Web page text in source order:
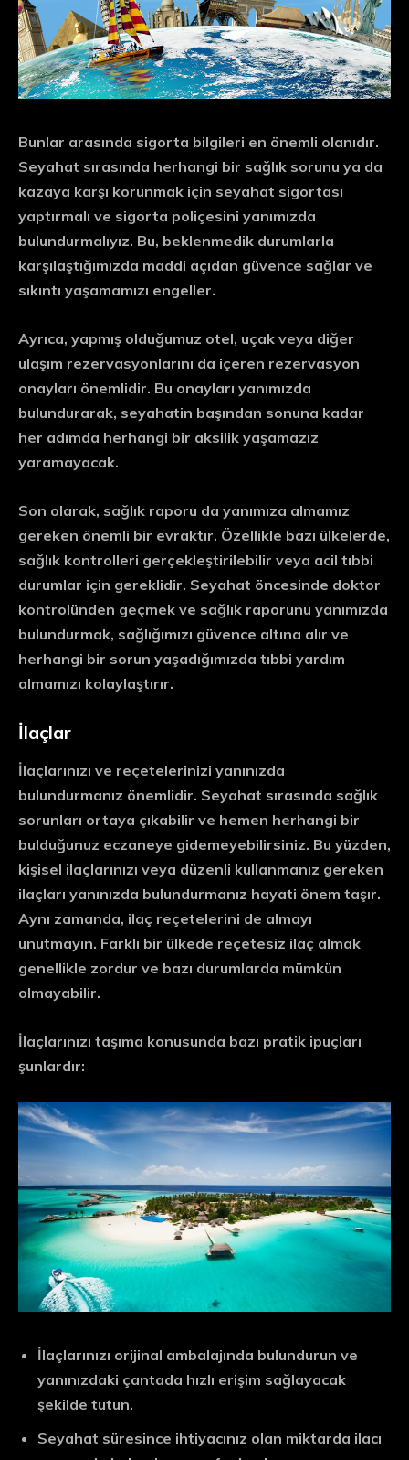
Bunlar arasında sigorta bilgileri en önemli olanıdır.
Seyahat sırasında herhangi bir sağlık sorunu ya da
kazaya karşı korunmak için seyahat sigortası
yaptırmalı ve sigorta poliçesini yanımızda
bulundurmalıyız. Bu, beklenmedik durumlarla
karşılaştığımızda maddi açıdan güvence sağlar ve
sıkıntı yaşamamızı engeller.
Ayrıca, yapmış olduğumuz otel, uçak veya diğer
ulaşım rezervasyonlarını da içeren rezervasyon
onayları önemlidir. Bu onayları yanımızda
bulundurarak, seyahatin başından sonuna kadar
her adımda herhangi bir aksilik yaşamazız
yaramayacak.
Son olarak, sağlık raporu da yanımıza almamız
gereken önemli bir evraktır. Özellikle bazı ülkelerde,
sağlık kontrolleri gerçekleştirilebilir veya acil tıbbi
durumlar için gereklidir. Seyahat öncesinde doktor
kontrolünden geçmek ve sağlık raporunu yanımızda
bulundurmak, sağlığımızı güvence altına alır ve
herhangi bir sorun yaşadığımızda tıbbi yardım
almamızı kolaylaştırır.
İlaçlar
İlaçlarınızı ve reçetelerinizi yanınızda
bulundurmanız önemlidir. Seyahat sırasında sağlık
sorunları ortaya çıkabilir ve hemen herhangi bir
bulduğunuz eczaneye gidemeyebilirsiniz. Bu yüzden,
kişisel ilaçlarınızı veya düzenli kullanmanız gereken
ilaçları yanınızda bulundurmanız hayati önem taşır.
Aynı zamanda, ilaç reçetelerini de almayı
unutmayın. Farklı bir ülkede reçetesiz ilaç almak
genellikle zordur ve bazı durumlarda mümkün
olmayabilir.
İlaçlarınızı taşıma konusunda bazı pratik ipuçları
şunlardır:
İlaçlarınızı orijinal ambalajında bulundurun ve
yanınızdaki çantada hızlı erişim sağlayacak
şekilde tutun.
Seyahat süresince ihtiyacınız olan miktarda ilacı